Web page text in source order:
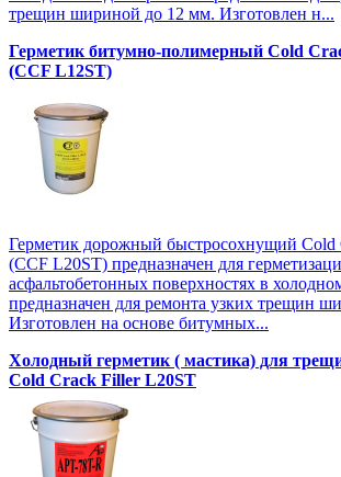
трещин шириной до 12 мм. Изготовлен н...
Герметик битумно-полимерный Cold
(CCF L12SТ)
Герметик дорожный быстросохнущий Cold
(CCF L20SТ) предназначен для
асфальтобетонных поверхностях в
предназначен для ремонта узких трещин
Изготовлен на основе битумных...
Холодный герметик ( мастика) для
Cold Crack Filler L20SТ